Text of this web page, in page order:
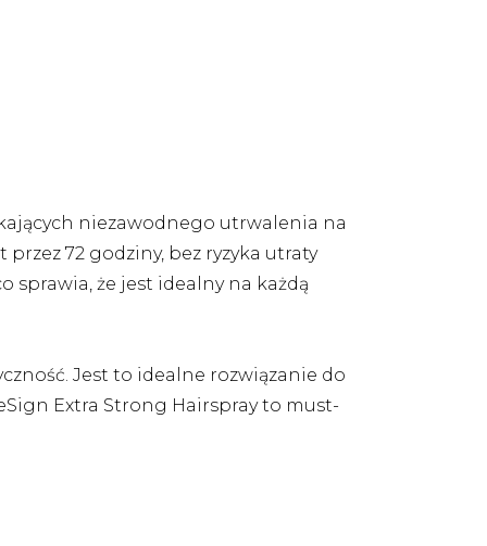
niezawodnego utrwalenia na
72 godziny, bez ryzyka utraty
sprawia, że jest idealny na każdą
Jest to idealne rozwiązanie do
Extra Strong Hairspray to must-